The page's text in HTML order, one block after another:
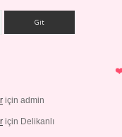
için admin
için Delikanlı